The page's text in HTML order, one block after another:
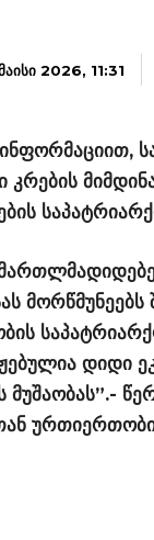
2026, 11:31
დიდი
მუშაობას”.-